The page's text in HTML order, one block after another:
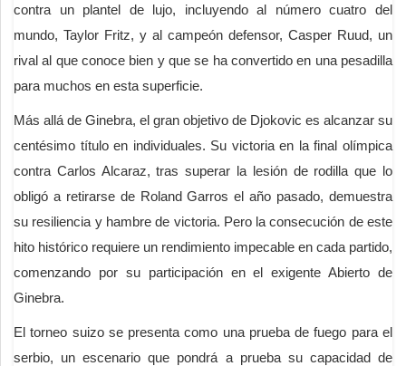
contra un plantel de lujo, incluyendo al número cuatro del
mundo, Taylor Fritz, y al campeón defensor, Casper Ruud, un
rival al que conoce bien y que se ha convertido en una pesadilla
para muchos en esta superficie.
Más allá de Ginebra, el gran objetivo de Djokovic es alcanzar su
centésimo título en individuales. Su victoria en la final olímpica
contra Carlos Alcaraz, tras superar la lesión de rodilla que lo
obligó a retirarse de Roland Garros el año pasado, demuestra
su resiliencia y hambre de victoria. Pero la consecución de este
hito histórico requiere un rendimiento impecable en cada partido,
comenzando por su participación en el exigente Abierto de
Ginebra.
El torneo suizo se presenta como una prueba de fuego para el
serbio, un escenario que pondrá a prueba su capacidad de